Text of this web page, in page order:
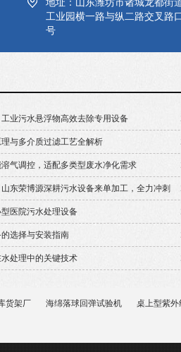
工业园横一路与纵二路交叉路
号
业污水悬浮物高效去除专用设备
与多介质过滤工艺全解析
气调控，适配多类型废水净化需求
东荣博源深耕污水设备来单加工，全力冲刺
医院污水处理设备
选择与安装指南
处理中的关键技术
货架厂 海绵落球回弹试验机 桌上型紫外